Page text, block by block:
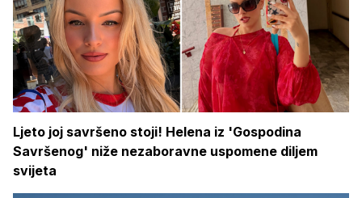
Ljeto joj savršeno stoji! Helena iz 'Gospodina
Savršenog' niže nezaboravne uspomene diljem
svijeta